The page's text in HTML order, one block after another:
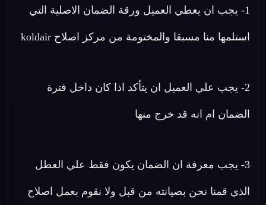
1- يجب ان يعطي العميل ورقة الضمان الاصلية التي
استلمها منا مسبقا والمختومة من مركز اصلاح koldair
2- يجب علي العميل ان يتأكد اذا كان داخل فترة
الضمان ام انه قد خرج منها
3- يجب معرفة ان الضمان يكون فقط علي العطل
الذي قمنا نحن بصيانته من قبل ولا نقوم بعمل اصلاح